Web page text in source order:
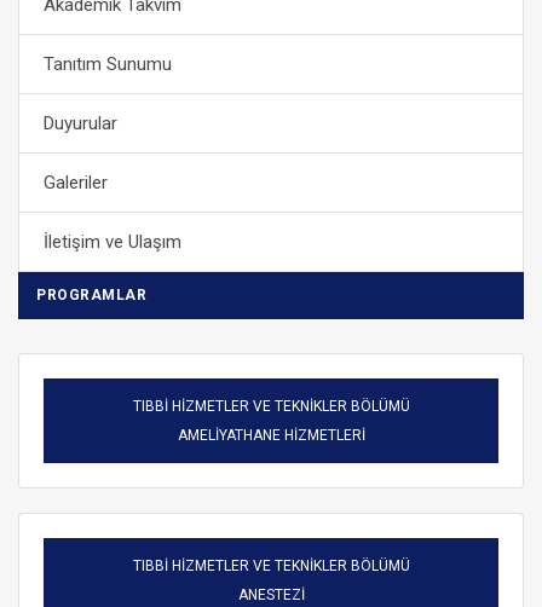
Akademik Takvim
Tanıtım Sunumu
Duyurular
Galeriler
İletişim ve Ulaşım
PROGRAMLAR
TIBBİ HİZMETLER VE TEKNİKLER BÖLÜMÜ
AMELİYATHANE HİZMETLERİ
TIBBİ HİZMETLER VE TEKNİKLER BÖLÜMÜ
ANESTEZİ